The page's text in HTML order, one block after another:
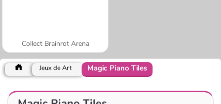
Collect Brainrot Arena
Jeux de Art Magic Piano Tiles